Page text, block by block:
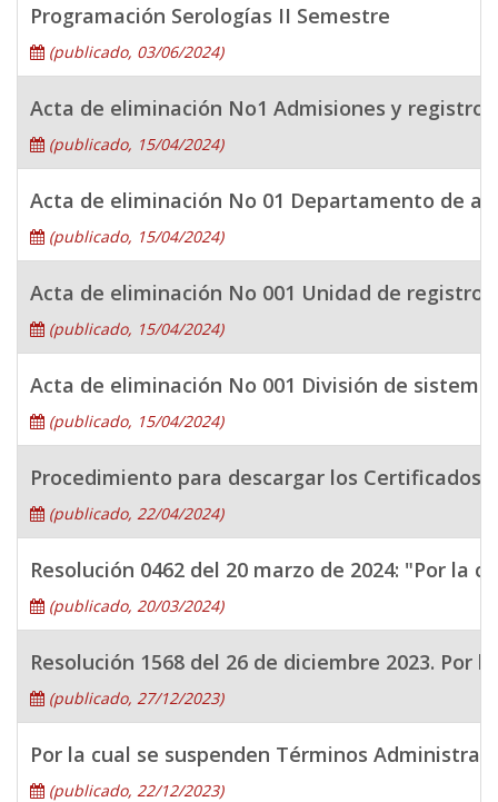
Programación Serologías II Semestre
(publicado, 03/06/2024)
Acta de eliminación No1 Admisiones y registro
(publicado, 15/04/2024)
Acta de eliminación No 01 Departamento de
(publicado, 15/04/2024)
Acta de eliminación No 001 Unidad de registro
(publicado, 15/04/2024)
Acta de eliminación No 001 División de
(publicado, 15/04/2024)
Procedimiento para descargar los Certificados
(publicado, 22/04/2024)
Resolución 0462 del 20 marzo de 2024: "Por la
(publicado, 20/03/2024)
Resolución 1568 del 26 de diciembre 2023.
(publicado, 27/12/2023)
Por la cual se suspenden Términos
(publicado, 22/12/2023)